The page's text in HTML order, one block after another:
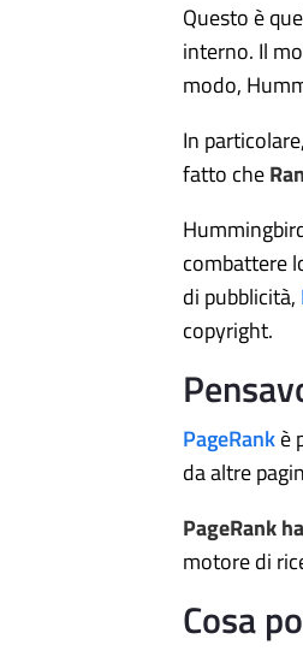
Questo è
interno. Il
modo,
In
fatto che
combattere
di pubblicità,
copyright.
PageRankè
da altre
PageRank
motore di
Cosa